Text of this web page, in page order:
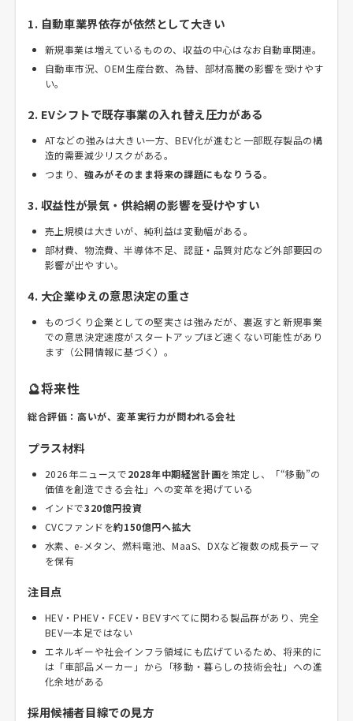
1. 自動車業界依存が依然として大きい
新規事業は増えているものの、収益の中心はなお自動車関連。
自動車市況、OEM生産台数、為替、部材高騰の影響を受けやす
い。
2. EVシフトで既存事業の入れ替え圧力がある
ATなどの強みは大きい一方、BEV化が進むと一部既存製品の構
造的需要減少リスクがある。
つまり、 強みがそのまま将来の課題にもなりうる。
3. 収益性が景気・供給網の影響を受けやすい
売上規模は大きいが、純利益は変動幅がある。
部材費、物流費、半導体不足、認証・品質対応など外部要因の
影響が出やすい。
4. 大企業ゆえの意思決定の重さ
ものづくり企業としての堅実さは強みだが、裏返すと新規事業
での意思決定速度がスタートアップほど速くない可能性があり
ます（公開情報に基づく）。
🔮将来性
総合評価：高いが、変革実行力が問われる会社
プラス材料
2026年ニュースで2028年中期経営計画を策定し、「“移動”の
価値を創造できる会社」への変革を掲げている
インドで320億円投資
CVCファンドを約150億円へ拡大
水素、e-メタン、燃料電池、MaaS、DXなど複数の成長テーマ
を保有
注目点
HEV・PHEV・FCEV・BEVすべてに関わる製品群があり、完全
BEV一本足ではない
エネルギーや社会インフラ領域にも広げているため、将来的に
は「車部品メーカー」から「移動・暮らしの技術会社」への進
化余地がある
採用候補者目線での見方